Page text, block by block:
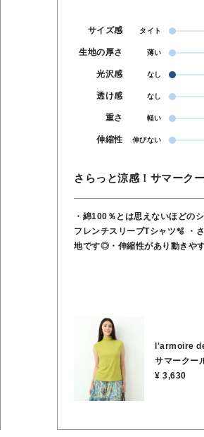
サイズ感 タイト
生地の厚さ 薄い
光沢感 なし
透け感 なし
重さ 軽い
伸縮性 伸びない
さらっと涼感！サマーク
・綿100％とは思えないほどの
フレンチスリーブTシャツ🫧 ・さらりとした清涼感のある肌触りで、暑い季節も快適な着心
地です◎・伸縮性があり動きや
も活躍する、着回し力抜群のア
l'armoire
サマークー
¥ 3,630